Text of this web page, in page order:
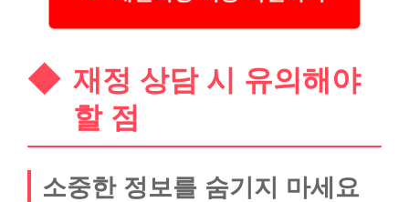
재정 상담 시 유의해야
할 점
소중한 정보를 숨기지 마세요